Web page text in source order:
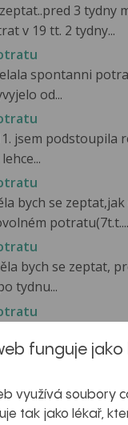
3 tydny
v 19 tt. 2 tydny...
spontanni
od...
jsem podstoupila
bych se
potratu(7t.t....
bych se zeptat,
tydnu...
6ti dny jsem byla na
v 6tt....
vibrátoru
že mám asi
v životě
funguje jako
využívá soubory
tak jako lékař,